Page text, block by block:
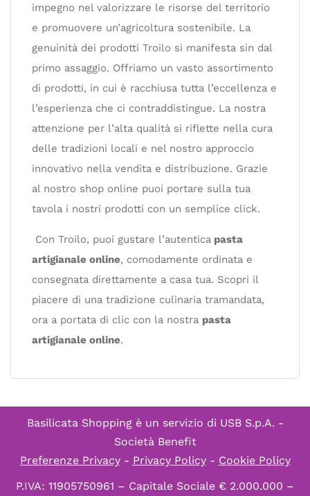
impegno nel valorizzare le risorse del territorio
e promuovere un’agricoltura sostenibile. La
genuinità dei prodotti Troilo si manifesta sin dal
primo assaggio. Offriamo un vasto assortimento
di prodotti, in cui è racchiusa tutta l’eccellenza e
l’esperienza che ci contraddistingue. La nostra
attenzione per l’alta qualità si riflette nella cura
delle tradizioni locali e nel nostro approccio
innovativo nella vendita e distribuzione. Grazie
al nostro shop online puoi portare sulla tua
tavola i nostri prodotti con un semplice click.
Con Troilo, puoi gustare l’autentica pasta
artigianale online, comodamente ordinata e
consegnata direttamente a casa tua. Scopri il
piacere di una tradizione culinaria tramandata,
ora a portata di clic con la nostra pasta
artigianale online.
Basilicata Shopping è un servizio di USB S.p.A. -
Società Benefit
Preferenze Privacy- Privacy Policy- Cookie Policy
P.IVA: 11905750961 – Capitale Sociale € 2.000.000 –